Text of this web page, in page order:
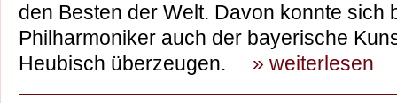
den Besten der Welt. Davon konnte sich
Philharmoniker auch der bayerische
Heubisch überzeugen. » weiterlesen